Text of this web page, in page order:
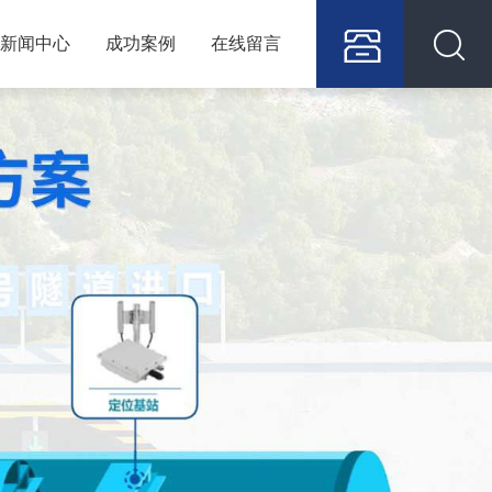
15305351618
新闻中心 成功案例 在线留言